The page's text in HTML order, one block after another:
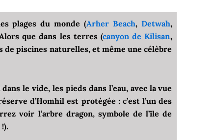
plages du monde (Arher Beach, Detwah,
que dans les terres (canyon de Kilisan,
de piscines naturelles, et même une célèbre
le vide, les pieds dans l’eau, avec la vue
d’Homhil est protégée : c’est l’un des
voir l’arbre dragon, symbole de l’île de